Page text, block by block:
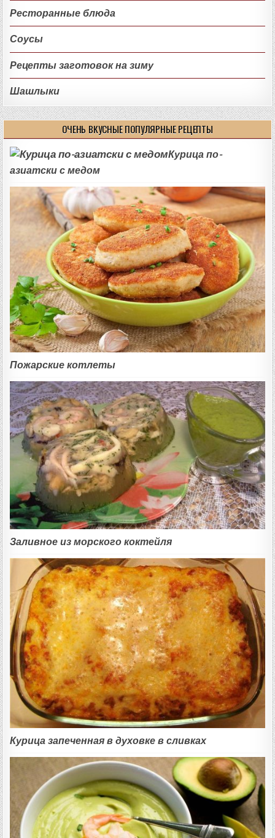
Ресторанные блюда
Соусы
Рецепты заготовок на зиму
Шашлыки
ОЧЕНЬ ВКУСНЫЕ ПОПУЛЯРНЫЕ РЕЦЕПТЫ
Курица по-
азиатски с медом
Пожарские котлеты
Заливное из морского коктейля
Курица запеченная в духовке в сливках